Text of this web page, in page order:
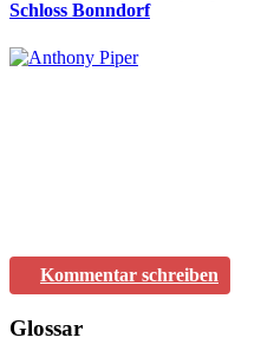
Schloss Bonndorf
Kommentar schreiben
Glossar